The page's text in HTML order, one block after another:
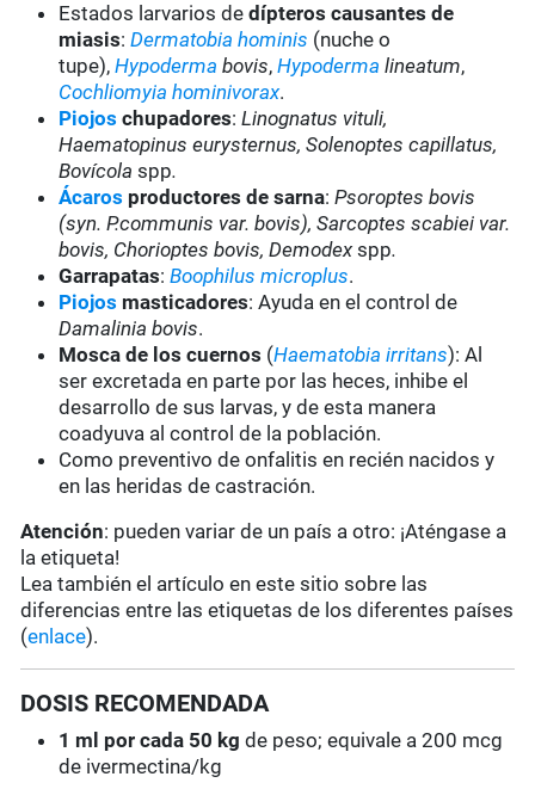
Estados larvarios dedípteros causantes de
miasis:Dermatobia hominis (nuche o
tupe),Hypoderma bovis,Hypoderma lineatum,
Cochliomyia hominivorax.
Piojos chupadores:Linognatus vituli,
Haematopinus eurysternus, Solenoptes capillatus,
Bovícola spp.
Ácaros productores de sarna:Psoroptes bovis
(syn. P.communis var. bovis), Sarcoptes scabiei var.
bovis, Chorioptes bovis, Demodex spp.
Garrapatas:Boophilus microplus.
Piojos masticadores: Ayuda en el control de
Damalinia bovis.
Mosca de los cuernos (Haematobia irritans): Al
ser excretada en parte por las heces, inhibe el
desarrollo de sus larvas, y de esta manera
coadyuva al control de la población.
Como preventivo de onfalitis en recién nacidos y
en las heridas de castración.
Atención: pueden variar de un país a otro: ¡Aténgase a
la etiqueta!
Lea también el artículo en este sitio sobre las
diferencias entre las etiquetas de los diferentes países
(enlace).
DOSIS RECOMENDADA
1 ml por cada 50 kg de peso; equivale a 200 mcg
de ivermectina/kg